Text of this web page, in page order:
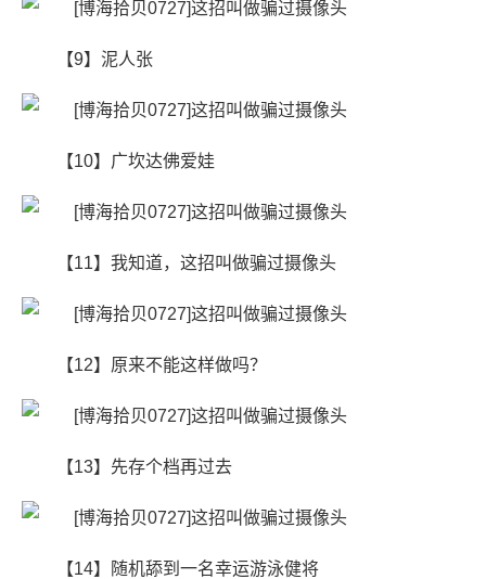
【9】泥人张
【10】广坎达佛爱娃
【11】我知道，这招叫做骗过摄像头
【12】原来不能这样做吗？
【13】先存个档再过去
【14】随机舔到一名幸运游泳健将